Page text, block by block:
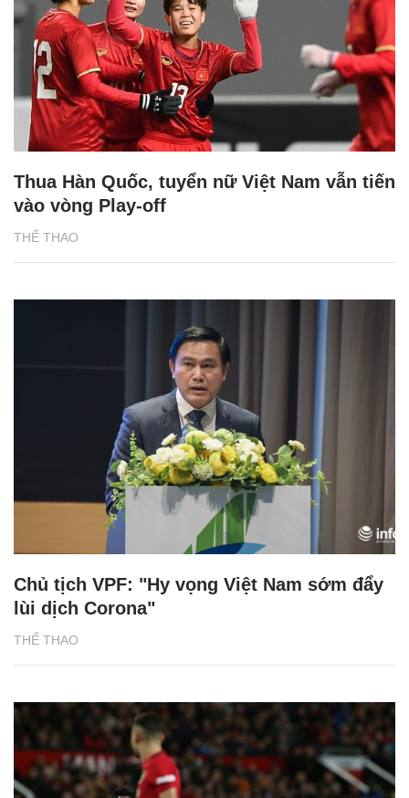
THỂ THAO
Thua Hàn Quốc, tuyển nữ Việt Nam vẫn tiến
vào vòng Play-off
THỂ THAO
Chủ tịch VPF: "Hy vọng Việt Nam sớm đẩy
lùi dịch Corona"